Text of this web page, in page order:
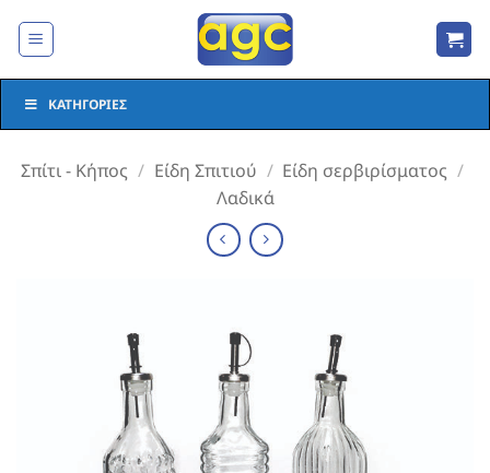
στο
ΚΑΤΗΓΟΡΊΕΣ
Σπίτι - Κήπος / Είδη Σπιτιού / Είδη σερβιρίσματος /
Λαδικά